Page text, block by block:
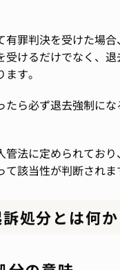
有罪判決を受けた場
受けるだけでなく、
す。
たら必ず退去強制に
管法に定められてお
該当性が判断されま
処分とは何か